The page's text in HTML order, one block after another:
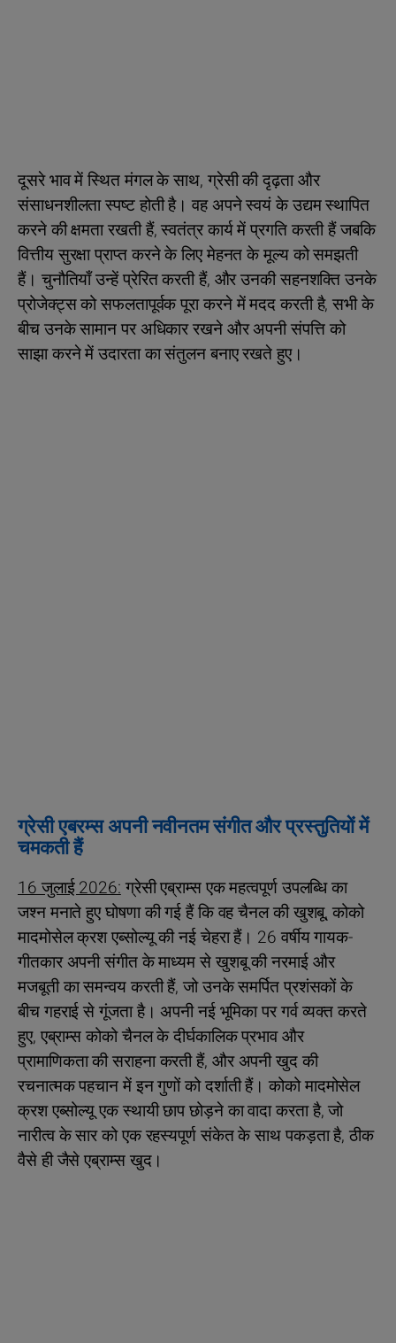
दूसरे भाव में स्थित मंगल के साथ, ग्रेसी की दृढ़ता और
संसाधनशीलता स्पष्ट होती है। वह अपने स्वयं के उद्यम स्थापित
करने की क्षमता रखती हैं, स्वतंत्र कार्य में प्रगति करती हैं जबकि
वित्तीय सुरक्षा प्राप्त करने के लिए मेहनत के मूल्य को समझती
हैं। चुनौतियाँ उन्हें प्रेरित करती हैं, और उनकी सहनशक्ति उनके
प्रोजेक्ट्स को सफलतापूर्वक पूरा करने में मदद करती है, सभी के
बीच उनके सामान पर अधिकार रखने और अपनी संपत्ति को
साझा करने में उदारता का संतुलन बनाए रखते हुए।
ग्रेसी एबरम्स अपनी नवीनतम संगीत और प्रस्तुतियों में
चमकती हैं
16 जुलाई 2026:ग्रेसी एब्राम्स एक महत्वपूर्ण उपलब्धि का
जश्न मनाते हुए घोषणा की गई हैं कि वह चैनल की खुशबू, कोको
मादमोसेल क्रश एब्सोल्यू की नई चेहरा हैं। 26 वर्षीय गायक-
गीतकार अपनी संगीत के माध्यम से खुशबू की नरमाई और
मजबूती का समन्वय करती हैं, जो उनके समर्पित प्रशंसकों के
बीच गहराई से गूंजता है। अपनी नई भूमिका पर गर्व व्यक्त करते
हुए, एब्राम्स कोको चैनल के दीर्घकालिक प्रभाव और
प्रामाणिकता की सराहना करती हैं, और अपनी खुद की
रचनात्मक पहचान में इन गुणों को दर्शाती हैं। कोको मादमोसेल
क्रश एब्सोल्यू एक स्थायी छाप छोड़ने का वादा करता है, जो
नारीत्व के सार को एक रहस्यपूर्ण संकेत के साथ पकड़ता है, ठीक
वैसे ही जैसे एब्राम्स खुद।